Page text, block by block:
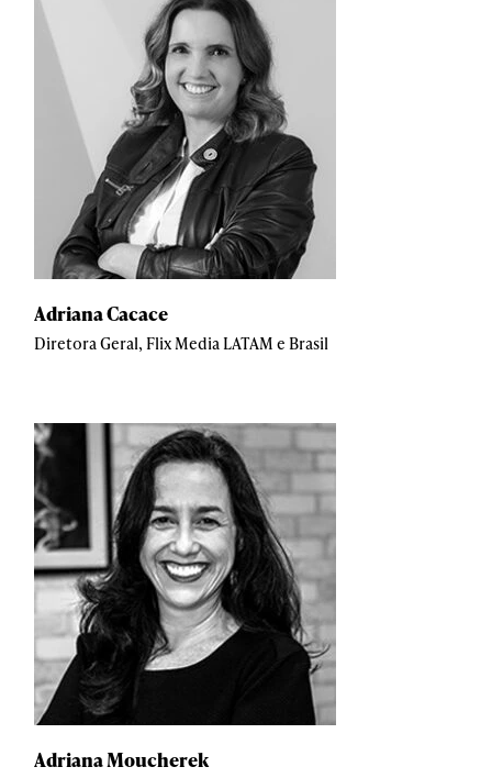
Adriana Cacace
Diretora Geral, Flix Media LATAM e Brasil
Adriana Moucherek